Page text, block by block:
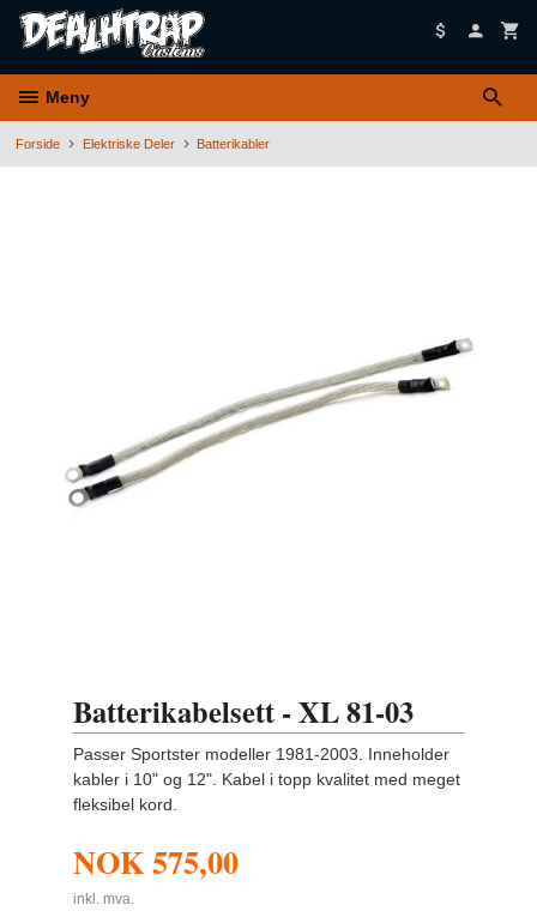
Meny
Forside Elektriske Deler Batterikabler
Batterikabelsett - XL 81-03
Passer Sportster modeller 1981-2003. Inneholder
kabler i 10" og 12". Kabel i topp kvalitet med meget
fleksibel kord.
NOK575,00
inkl. mva.